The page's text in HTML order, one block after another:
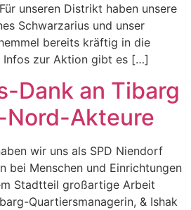
unseren Distrikt haben unsere
Schwarzarius und unser
bereits kräftig in die
Infos zur Aktion gibt es […]
Dank an Tibarg
Nord-Akteure
wir uns als SPD Niendorf
bei Menschen und Einrichtungen
Stadtteil großartige Arbeit
Quartiersmanagerin, & Ishak